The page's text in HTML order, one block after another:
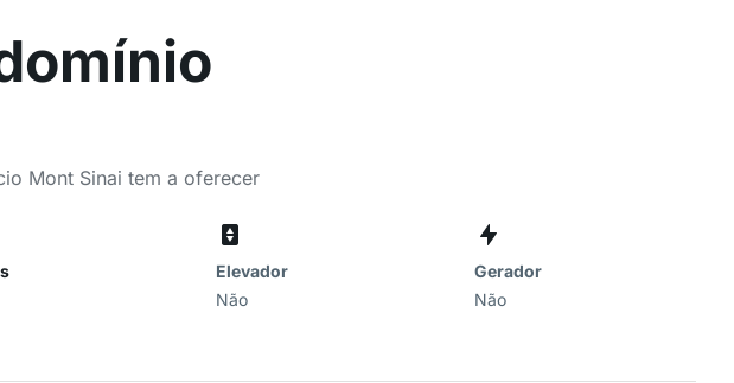
Mont Sinai tem a oferecer
Elevador
Não
Gerador
Não